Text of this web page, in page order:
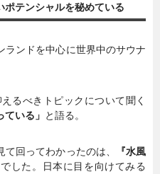
ニュース
ポテンシャルを秘めている
ランドを中心に世界中のサウナ
るべきトピックについて聞く
いる」 と語る。
て回ってわかったのは、
『水風
した。日本に目を向けてみる